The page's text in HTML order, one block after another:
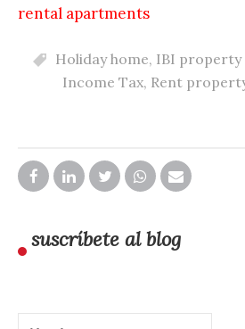
rental apartments
Holiday home, IBI property
Income Tax, Rent
suscríbete al blog